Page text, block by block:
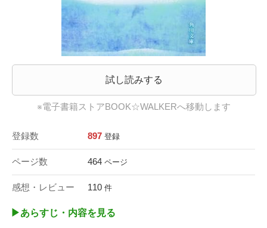
試し読みする
※電子書籍ストアBOOK☆WALKERへ移動します
登録数 897 登録
ページ数 464 ページ
感想・レビュー 110 件
▶︎あらすじ・内容を見る